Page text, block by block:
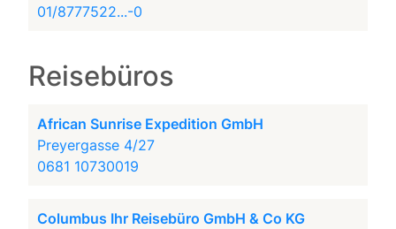
01/8777522...-0
Reisebüros
African Sunrise Expedition GmbH
Preyergasse 4/27
0681 10730019
Columbus Ihr Reisebüro GmbH & Co KG